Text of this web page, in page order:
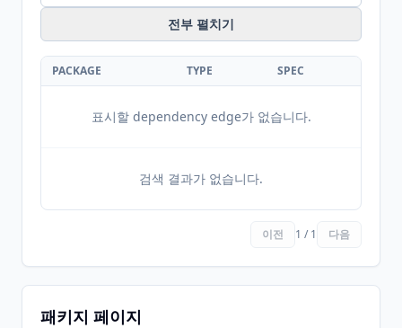
전부 펼치기
PACKAGE TYPE SPEC
표시할 dependency edge가 없습니다.
검색 결과가 없습니다.
이전 1 / 1 다음
패키지 페이지